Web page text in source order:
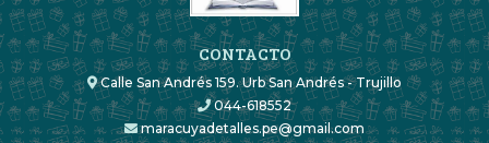
CONTACTO
Calle San Andrés 159. Urb San Andrés - Trujillo
044-618552
maracuyadetalles.pe@gmail.com